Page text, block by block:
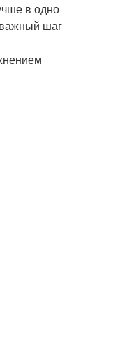
в одно
шаг